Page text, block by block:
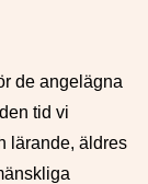
de angelägna
tid vi
lärande, äldres